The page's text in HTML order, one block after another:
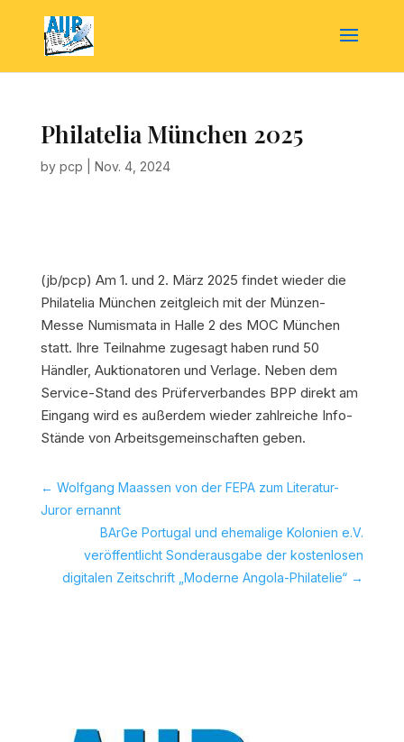
Philatelia München 2025
by pcp Nov. 4, 2024
(jb/pcp) Am 1. und 2. März 2025 findet wieder die
Philatelia München zeitgleich mit der Münzen-
Messe Numismata in Halle 2 des MOC München
statt. Ihre Teilnahme zugesagt haben rund 50
Händler, Auktionatoren und Verlage. Neben dem
Service-Stand des Prüferverbandes BPP direkt am
Eingang wird es außerdem wieder zahlreiche Info-
Stände von Arbeitsgemeinschaften geben.
← Wolfgang Maassen von der FEPA zum Literatur-
Juror ernannt
BArGe Portugal und ehemalige Kolonien e.V.
veröffentlicht Sonderausgabe der kostenlosen
digitalen Zeitschrift „Moderne Angola-Philatelie“ →